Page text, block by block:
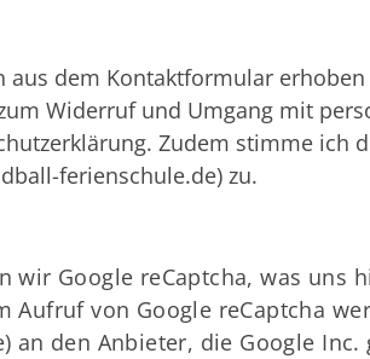
aus dem Kontaktformular
Widerruf und Umgang mit
. Zudem stimme ich
ferienschule.de) zu.
wir Google reCaptcha, was uns
Aufruf von Google reCaptcha
an den Anbieter, die Google Inc.